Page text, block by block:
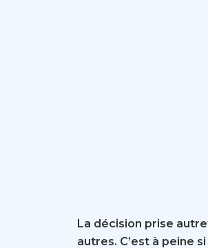
La décision prise
autres. C’est à peine